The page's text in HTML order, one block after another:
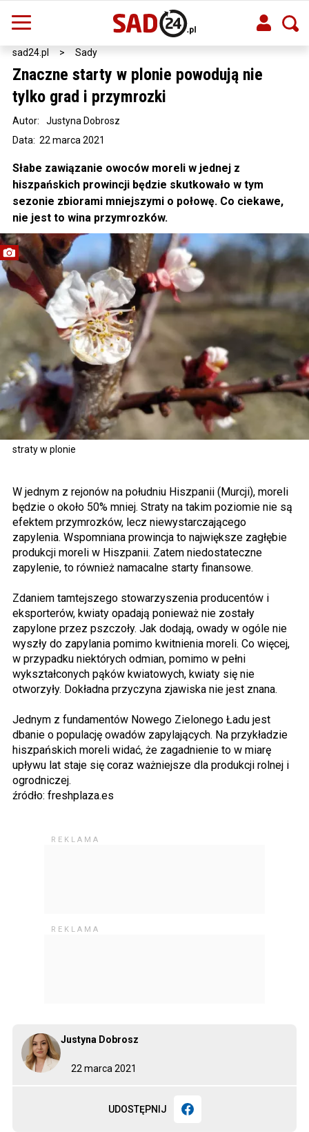
sad24.pl > Sady
straty w plonie
Znaczne starty w plonie powodują nie
tylko grad i przymrozki
Data: 22 marca 2021
Autor: Justyna Dobrosz
22 marca 2021
Justyna Dobrosz
UDOSTĘPNIJ
Słabe zawiązanie owoców moreli w jednej z
hiszpańskich prowincji będzie skutkowało w tym
sezonie zbiorami mniejszymi o połowę. Co ciekawe,
nie jest to wina przymrozków.
W jednym z rejonów na południu Hiszpanii (Murcji), moreli
będzie o około 50% mniej. Straty na takim poziomie nie są
efektem przymrozków, lecz niewystarczającego
zapylenia. Wspomniana prowincja to największe zagłębie
produkcji moreli w Hiszpanii. Zatem niedostateczne
zapylenie, to również namacalne starty finansowe.
Zdaniem tamtejszego stowarzyszenia producentów i
eksporterów, kwiaty opadają ponieważ nie zostały
zapylone przez pszczoły. Jak dodają, owady w ogóle nie
wyszły do zapylania pomimo kwitnienia moreli. Co więcej,
w przypadku niektórych odmian, pomimo w pełni
wykształconych pąków kwiatowych, kwiaty się nie
otworzyły. Dokładna przyczyna zjawiska nie jest znana.
Jednym z fundamentów Nowego Zielonego Ładu jest
dbanie o populację owadów zapylających. Na przykładzie
hiszpańskich moreli widać, że zagadnienie to w miarę
upływu lat staje się coraz ważniejsze dla produkcji rolnej i
ogrodniczej.
źródło: freshplaza.es